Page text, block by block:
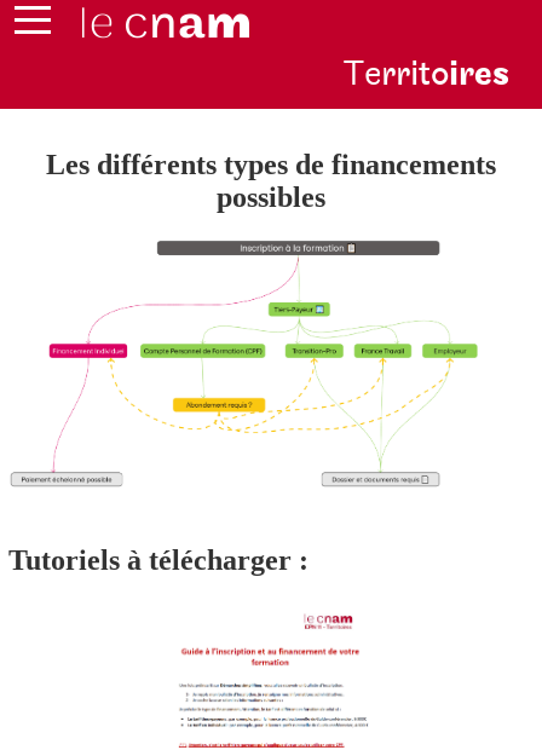
Territoires
Les différents types de financements
possibles
Tutoriels à télécharger :